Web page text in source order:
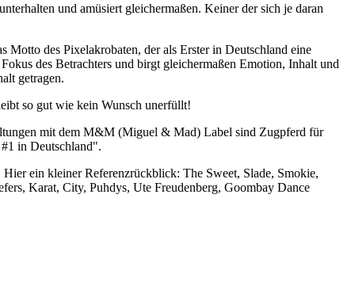
und amüsiert gleichermaßen. Keiner der sich je daran
des Pixelakrobaten, der als Erster in Deutschland eine
des Betrachters und birgt gleichermaßen Emotion, Inhalt und
getragen.
so gut wie kein Wunsch unerfüllt!
mit dem M&M (Miguel & Mad) Label sind Zugpferd für
in Deutschland".
ein kleiner Referenzrückblick: The Sweet, Slade, Smokie,
Karat, City, Puhdys, Ute Freudenberg, Goombay Dance